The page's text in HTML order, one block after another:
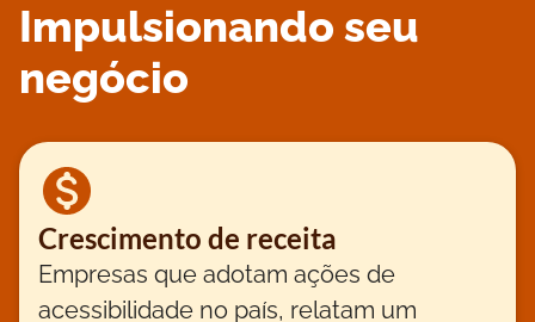
Impulsionando seu
negócio
Crescimento de receita
Empresas que adotam ações de
acessibilidade no país, relatam um